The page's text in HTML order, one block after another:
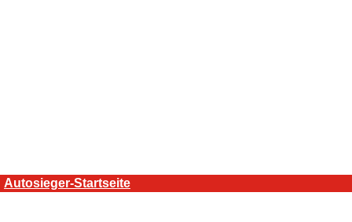
Autosieger-Startseite